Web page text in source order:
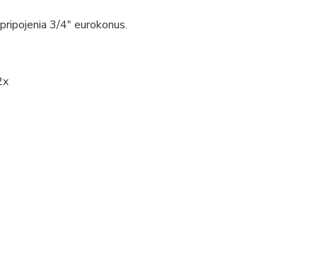
3/4" eurokonus.